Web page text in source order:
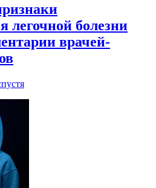
легочной болезни
врачей-